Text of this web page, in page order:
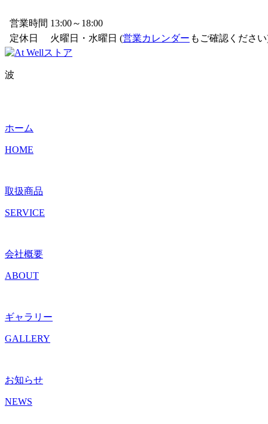
営業時間 13:00～18:00
定休日
火曜日・水曜日 (営業カレンダー もご確認くださ
波
ホーム
HOME
取扱商品
SERVICE
会社概要
ABOUT
ギャラリー
GALLERY
お知らせ
NEWS